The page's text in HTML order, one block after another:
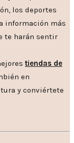
los deportes
información más
te harán sentir
tiendas de
en
y conviértete